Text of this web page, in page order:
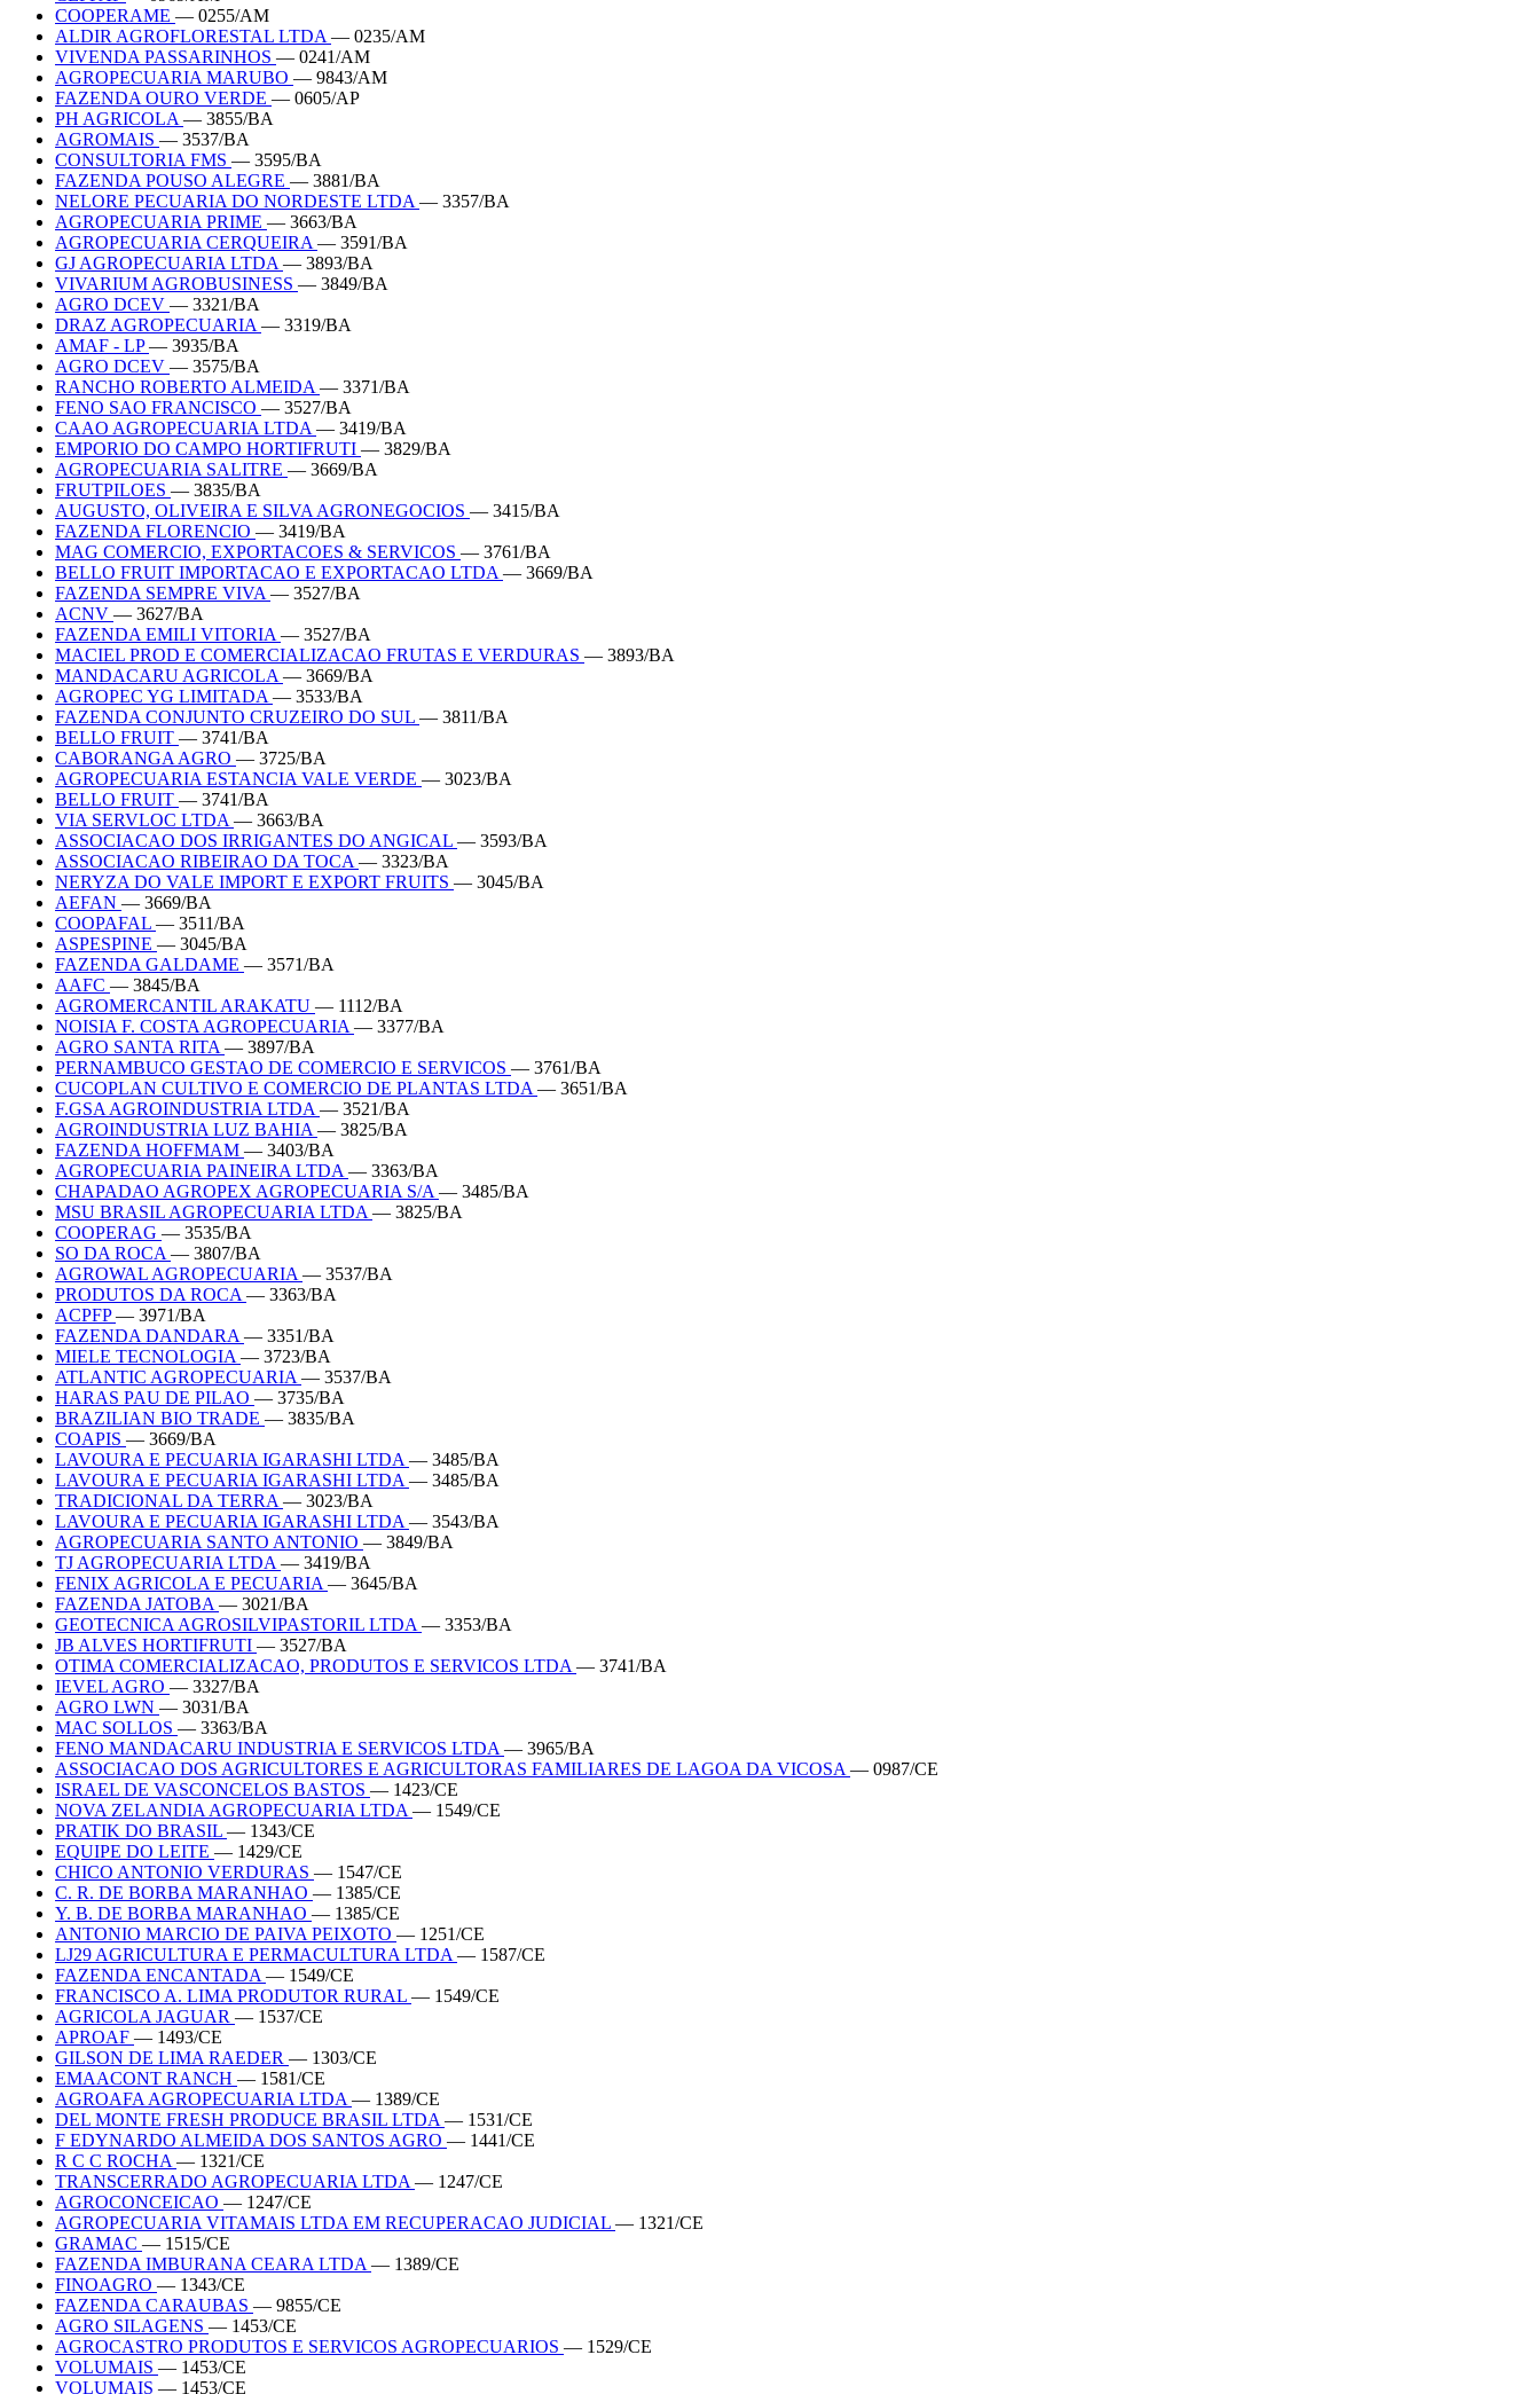
COOPERAME — 0255/AM
ALDIR AGROFLORESTAL LTDA — 0235/AM
VIVENDA PASSARINHOS — 0241/AM
AGROPECUARIA MARUBO — 9843/AM
FAZENDA OURO VERDE — 0605/AP
PH AGRICOLA — 3855/BA
AGROMAIS — 3537/BA
CONSULTORIA FMS — 3595/BA
FAZENDA POUSO ALEGRE — 3881/BA
NELORE PECUARIA DO NORDESTE LTDA — 3357/BA
AGROPECUARIA PRIME — 3663/BA
AGROPECUARIA CERQUEIRA — 3591/BA
GJ AGROPECUARIA LTDA — 3893/BA
VIVARIUM AGROBUSINESS — 3849/BA
AGRO DCEV — 3321/BA
DRAZ AGROPECUARIA — 3319/BA
AMAF - LP— 3935/BA
AGRO DCEV — 3575/BA
RANCHO ROBERTO ALMEIDA — 3371/BA
FENO SAO FRANCISCO — 3527/BA
CAAO AGROPECUARIA LTDA — 3419/BA
EMPORIO DO CAMPO HORTIFRUTI — 3829/BA
AGROPECUARIA SALITRE — 3669/BA
FRUTPILOES — 3835/BA
AUGUSTO, OLIVEIRA E SILVA AGRONEGOCIOS — 3415/BA
FAZENDA FLORENCIO — 3419/BA
MAG COMERCIO, EXPORTACOES & SERVICOS — 3761/BA
BELLO FRUIT IMPORTACAO E EXPORTACAO LTDA — 3669/BA
FAZENDA SEMPRE VIVA — 3527/BA
ACNV — 3627/BA
FAZENDA EMILI VITORIA — 3527/BA
MACIEL PROD E COMERCIALIZACAO FRUTAS E VERDURAS — 3893/BA
MANDACARU AGRICOLA — 3669/BA
AGROPEC YG LIMITADA — 3533/BA
FAZENDA CONJUNTO CRUZEIRO DO SUL — 3811/BA
BELLO FRUIT — 3741/BA
CABORANGA AGRO — 3725/BA
AGROPECUARIA ESTANCIA VALE VERDE — 3023/BA
BELLO FRUIT — 3741/BA
VIA SERVLOC LTDA — 3663/BA
ASSOCIACAO DOS IRRIGANTES DO ANGICAL — 3593/BA
ASSOCIACAO RIBEIRAO DA TOCA — 3323/BA
NERYZA DO VALE IMPORT E EXPORT FRUITS — 3045/BA
AEFAN — 3669/BA
COOPAFAL — 3511/BA
ASPESPINE — 3045/BA
FAZENDA GALDAME — 3571/BA
AAFC — 3845/BA
AGROMERCANTIL ARAKATU — 1112/BA
NOISIA F. COSTA AGROPECUARIA — 3377/BA
AGRO SANTA RITA — 3897/BA
PERNAMBUCO GESTAO DE COMERCIO E SERVICOS — 3761/BA
CUCOPLAN CULTIVO E COMERCIO DE PLANTAS LTDA — 3651/BA
F.GSA AGROINDUSTRIA LTDA — 3521/BA
AGROINDUSTRIA LUZ BAHIA — 3825/BA
FAZENDA HOFFMAM — 3403/BA
AGROPECUARIA PAINEIRA LTDA — 3363/BA
CHAPADAO AGROPEX AGROPECUARIA S/A — 3485/BA
MSU BRASIL AGROPECUARIA LTDA — 3825/BA
COOPERAG — 3535/BA
SO DA ROCA — 3807/BA
AGROWAL AGROPECUARIA — 3537/BA
PRODUTOS DA ROCA — 3363/BA
ACPFP— 3971/BA
FAZENDA DANDARA — 3351/BA
MIELE TECNOLOGIA — 3723/BA
ATLANTIC AGROPECUARIA — 3537/BA
HARAS PAU DE PILAO — 3735/BA
BRAZILIAN BIO TRADE — 3835/BA
COAPIS — 3669/BA
LAVOURA E PECUARIA IGARASHI LTDA — 3485/BA
LAVOURA E PECUARIA IGARASHI LTDA — 3485/BA
TRADICIONAL DA TERRA — 3023/BA
LAVOURA E PECUARIA IGARASHI LTDA — 3543/BA
AGROPECUARIA SANTO ANTONIO — 3849/BA
TJ AGROPECUARIA LTDA — 3419/BA
FENIX AGRICOLA E PECUARIA — 3645/BA
FAZENDA JATOBA — 3021/BA
GEOTECNICA AGROSILVIPASTORIL LTDA — 3353/BA
JB ALVES HORTIFRUTI — 3527/BA
OTIMA COMERCIALIZACAO, PRODUTOS E SERVICOS LTDA — 3741/BA
IEVEL AGRO — 3327/BA
AGRO LWN — 3031/BA
MAC SOLLOS — 3363/BA
FENO MANDACARU INDUSTRIA E SERVICOS LTDA — 3965/BA
ASSOCIACAO DOS AGRICULTORES E AGRICULTORAS FAMILIARES DE LAGOA DA VICOSA — 0987/CE
ISRAEL DE VASCONCELOS BASTOS — 1423/CE
NOVA ZELANDIA AGROPECUARIA LTDA — 1549/CE
PRATIK DO BRASIL — 1343/CE
EQUIPE DO LEITE — 1429/CE
CHICO ANTONIO VERDURAS — 1547/CE
C. R. DE BORBA MARANHAO — 1385/CE
Y. B. DE BORBA MARANHAO — 1385/CE
ANTONIO MARCIO DE PAIVA PEIXOTO — 1251/CE
LJ29 AGRICULTURA E PERMACULTURA LTDA — 1587/CE
FAZENDA ENCANTADA — 1549/CE
FRANCISCO A. LIMA PRODUTOR RURAL — 1549/CE
AGRICOLA JAGUAR — 1537/CE
APROAF — 1493/CE
GILSON DE LIMA RAEDER — 1303/CE
EMAACONT RANCH — 1581/CE
AGROAFA AGROPECUARIA LTDA — 1389/CE
DEL MONTE FRESH PRODUCE BRASIL LTDA — 1531/CE
F EDYNARDO ALMEIDA DOS SANTOS AGRO — 1441/CE
R C C ROCHA — 1321/CE
TRANSCERRADO AGROPECUARIA LTDA — 1247/CE
AGROCONCEICAO — 1247/CE
AGROPECUARIA VITAMAIS LTDA EM RECUPERACAO JUDICIAL — 1321/CE
GRAMAC — 1515/CE
FAZENDA IMBURANA CEARA LTDA — 1389/CE
FINOAGRO — 1343/CE
FAZENDA CARAUBAS — 9855/CE
AGRO SILAGENS — 1453/CE
AGROCASTRO PRODUTOS E SERVICOS AGROPECUARIOS — 1529/CE
VOLUMAIS — 1453/CE
VOLUMAIS — 1453/CE